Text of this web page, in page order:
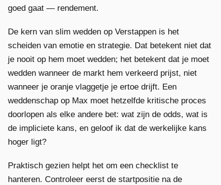
goed gaat — rendement.
De kern van slim wedden op Verstappen is het
scheiden van emotie en strategie. Dat betekent niet dat
je nooit op hem moet wedden; het betekent dat je moet
wedden wanneer de markt hem verkeerd prijst, niet
wanneer je oranje vlaggetje je ertoe drijft. Een
weddenschap op Max moet hetzelfde kritische proces
doorlopen als elke andere bet: wat zijn de odds, wat is
de impliciete kans, en geloof ik dat de werkelijke kans
hoger ligt?
Praktisch gezien helpt het om een checklist te
hanteren. Controleer eerst de startpositie na de